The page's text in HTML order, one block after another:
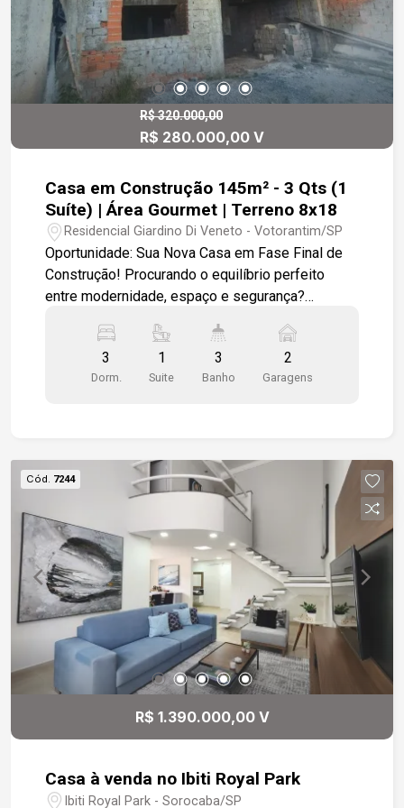
R$ 320.000,00
R$ 280.000,00 V
Casa em Construção 145m² - 3 Qts (1
Suíte) | Área Gourmet | Terreno 8x18
Residencial Giardino Di Veneto - Votorantim/SP
Oportunidade: Sua Nova Casa em Fase Final de
Construção! Procurando o equilíbrio perfeito
entre modernidade, espaço e segurança?
m² de área construída, planejado para oferecer o
máximo de conforto para sua família. Detalhes do
Imóvel: Espaço Interno: 3 dormitórios amplos,
Convivência: Sala de estar integrada e cozinha
com ótimo fluxo. Lazer: Área Gourmet exclusiva
para seus momentos de descontração. Terreno:
8x18m (144 m² de área total). Documentação
100% em Dia (Diferencial): Escritura e Matrícula
em nome do proprietário. Alvará de construção
aprovado. IPTU pago. Projetos Inclusos: Planta
estrutural e arquitetônica completas,
acompanhadas pelo engenheiro da obra.
Localização e Vantagens: Compre uma casa com
a estrutura garantida e documentação em dia.
Ideal para quem deseja personalizar os
acabamentos finais e garantir um imóvel novo,
3
Dorm.
1
Suite
3
Banho
2
Garagens
Cód. 7244
R$ 1.390.000,00 V
Casa à venda no Ibiti Royal Park
Ibiti Royal Park - Sorocaba/SP